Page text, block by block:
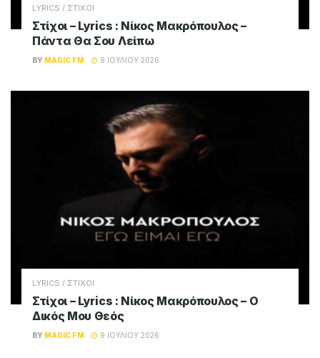
LYRICS / ΣΤΙΧΟΙ
Στίχοι – Lyrics : Νίκος Μακρόπουλος –
Πάντα Θα Σου Λείπω
BY MAGIC FM 9 ΙΟΥΛΊΟΥ 2026
LYRICS / ΣΤΙΧΟΙ
Στίχοι – Lyrics : Νίκος Μακρόπουλος – Ο
Δικός Μου Θεός
BY MAGIC FM 9 ΙΟΥΛΊΟΥ 2026